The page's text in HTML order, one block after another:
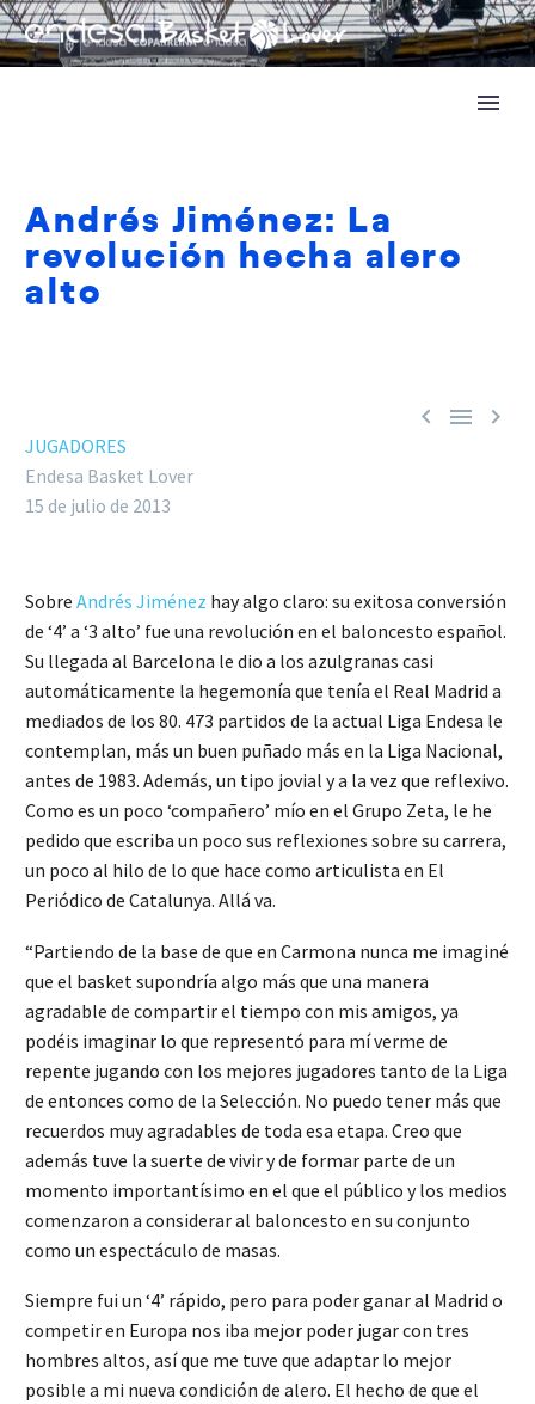
Andrés Jiménez: La
revolución hecha alero
alto
  
JUGADORES
Endesa Basket Lover
15 de julio de 2013
Sobre Andrés Jiménez hay algo claro: su exitosa conversión
de ‘4’ a ‘3 alto’ fue una revolución en el baloncesto español.
Su llegada al Barcelona le dio a los azulgranas casi
automáticamente la hegemonía que tenía el Real Madrid a
mediados de los 80. 473 partidos de la actual Liga Endesa le
contemplan, más un buen puñado más en la Liga Nacional,
antes de 1983. Además, un tipo jovial y a la vez que reflexivo.
Como es un poco ‘compañero’ mío en el Grupo Zeta, le he
pedido que escriba un poco sus reflexiones sobre su carrera,
un poco al hilo de lo que hace como articulista en El
Periódico de Catalunya. Allá va.
“Partiendo de la base de que en Carmona nunca me imaginé
que el basket supondría algo más que una manera
agradable de compartir el tiempo con mis amigos, ya
podéis imaginar lo que representó para mí verme de
repente jugando con los mejores jugadores tanto de la Liga
de entonces como de la Selección. No puedo tener más que
recuerdos muy agradables de toda esa etapa. Creo que
además tuve la suerte de vivir y de formar parte de un
momento importantísimo en el que el público y los medios
comenzaron a considerar al baloncesto en su conjunto
como un espectáculo de masas.
Siempre fui un ‘4’ rápido, pero para poder ganar al Madrid o
competir en Europa nos iba mejor poder jugar con tres
hombres altos, así que me tuve que adaptar lo mejor
posible a mi nueva condición de alero. El hecho de que el